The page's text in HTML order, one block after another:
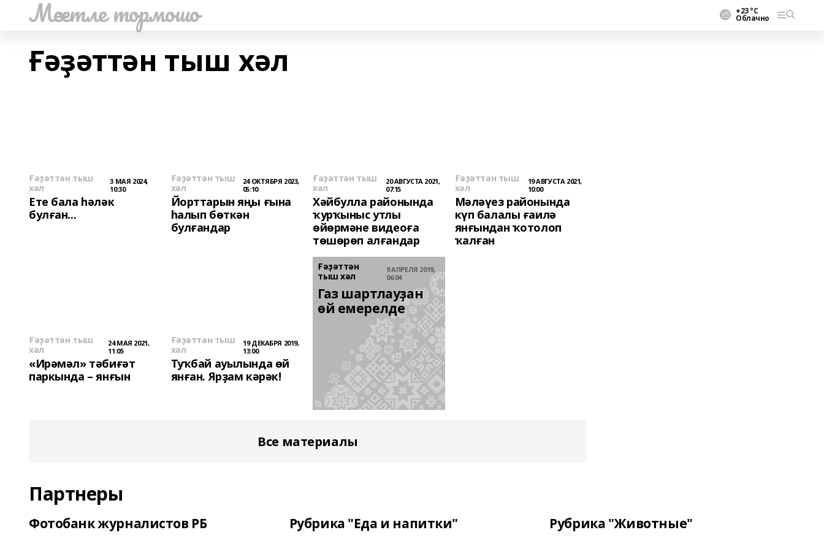
Мәсетле тормошо +23 °С
Облачно
Ғәҙәттән тыш хәл
Ғәҙәттән тыш
хәл
3 МАЯ 2024,
10:30
Ете бала һәләк
булған...
Ғәҙәттән тыш
хәл
24 ОКТЯБРЯ 2023,
05:10
Йорттарын яңы ғына
һалып бөткән
булғандар
Ғәҙәттән тыш
хәл
20 АВГУСТА 2021,
07:15
Хәйбулла районында
ҡурҡыныс утлы
өйөрмәне видеоға
төшөрөп алғандар
Ғәҙәттән тыш
хәл
19 АВГУСТА 2021,
10:00
Мәләүез районында
күп балалы ғаилә
янғындан ҡотолоп
ҡалған
Ғәҙәттән тыш
хәл
24 МАЯ 2021,
11:05
«Ирәмәл» тәбиғәт
паркында – янғын
Ғәҙәттән тыш
хәл
19 ДЕКАБРЯ 2019,
13:00
Туҡбай ауылында өй
янған. Ярҙам кәрәк!
Ғәҙәттән
тыш хәл
9 АПРЕЛЯ 2019,
06:04
Газ шартлауҙан
өй емерелде
Все материалы
Партнеры
Фотобанк журналистов РБ Рубрика "Еда и напитки" Рубрика "Животные"